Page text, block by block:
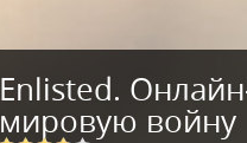
Enlisted.
мировую войну